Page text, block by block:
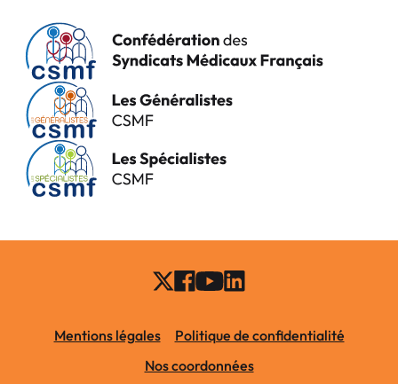
Mentions légales
Politique de confidentialité
Nos coordonnées